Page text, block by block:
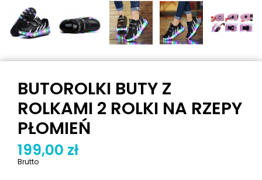
BUTOROLKI BUTY Z
ROLKAMI 2 ROLKI NA RZEPY
PŁOMIEŃ
199,00 zł
Brutto